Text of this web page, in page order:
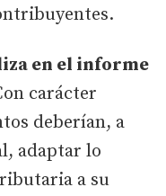
en el informe
carácter
deberían, a
adaptar lo
a su